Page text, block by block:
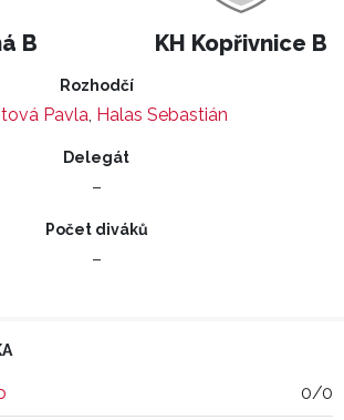
B KH Kopřivnice B
Rozhodčí
Pavla, Halas Sebastián
Delegát
–
Počet diváků
–
0/0